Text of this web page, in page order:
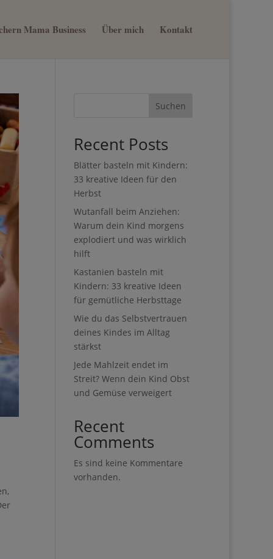
Mama Business Über mich Kontakt
Suchen
Recent Posts
Blätter basteln mit Kindern:
33 kreative Ideen für den
Herbst
Wutanfall beim Anziehen:
Warum dein Kind morgens
explodiert und was wirklich
hilft
Kastanien basteln mit
Kindern: 33 kreative Ideen
für gemütliche Herbsttage
Wie du das Selbstvertrauen
deines Kindes im Alltag
stärkst
Jede Mahlzeit endet im
Streit? Wenn dein Kind Obst
und Gemüse verweigert
Recent
Comments
Es sind keine Kommentare
vorhanden.
du